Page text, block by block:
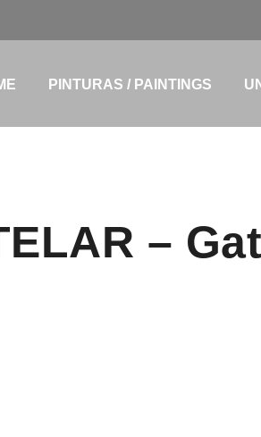
PINTURAS / PAINTINGS
–